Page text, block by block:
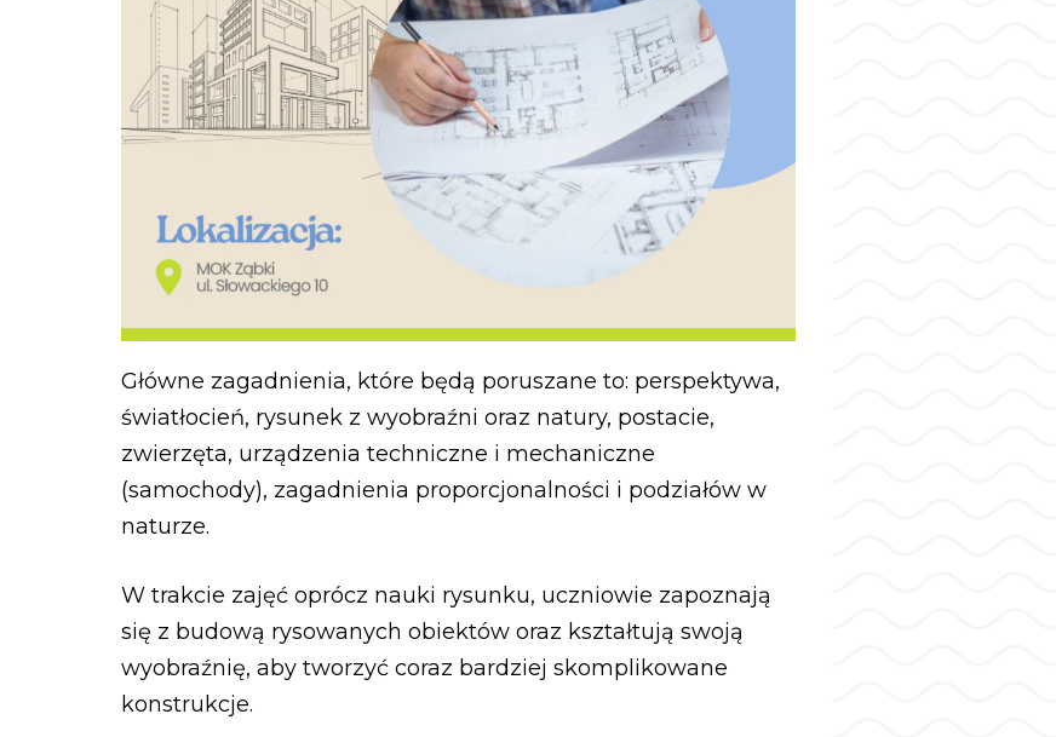
Główne zagadnienia, które będą poruszane to: perspektywa,
światłocień, rysunek z wyobraźni oraz natury, postacie,
zwierzęta, urządzenia techniczne i mechaniczne
(samochody), zagadnienia proporcjonalności i podziałów w
naturze.
W trakcie zajęć oprócz nauki rysunku, uczniowie zapoznają
się z budową rysowanych obiektów oraz kształtują swoją
wyobraźnię, aby tworzyć coraz bardziej skomplikowane
konstrukcje.